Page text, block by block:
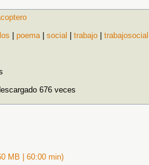
poema| social trabajo
trabajosocial
676 veces
MB | 60:00 min)